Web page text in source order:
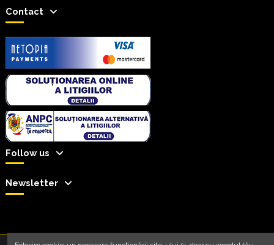
Contact
Follow us
Newsletter